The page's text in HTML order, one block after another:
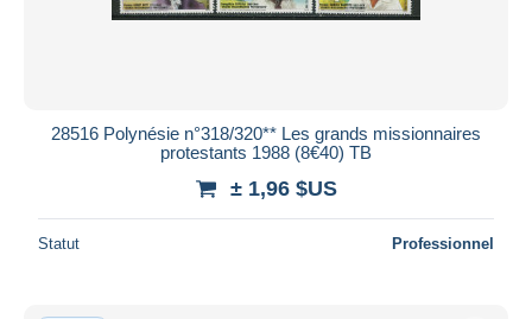
28516 Polynésie n°318/320** Les grands missionnaires
protestants 1988 (8€40) TB
± 1,96 $US
Statut Professionnel